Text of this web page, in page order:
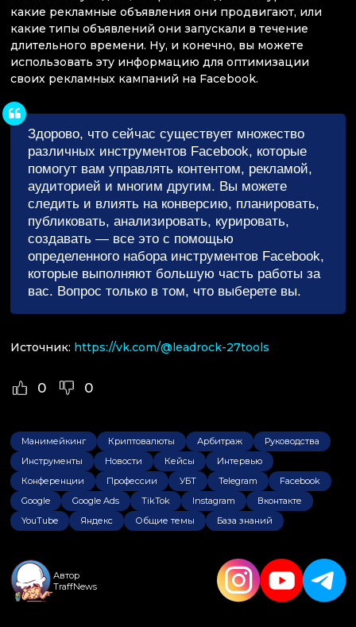
какие рекламные объявления они продвигают, или
какие типы объявлений они запускали в течение
длительного времени. Ну, и конечно, вы можете
использовать эту информацию для оптимизации
своих рекламных кампаний на Facebook.
Здорово, что сейчас существует множество
различных инструментов Facebook, которые
помогут вам управлять контентом, рекламой,
аудиторией и многим другим. Вы можете
следить и влиять на конверсию, планировать,
публиковать, анализировать, курировать,
создавать — все это с помощью
определенного набора инструментов Facebook,
которые выполняют большую часть работы за
вас. Вопрос только в том, что выберете вы.
Источник: https://vk.com/@leadrock-27tools
0 0
Манимейкинг Криптовалюты Арбитраж
Руководства
Инструменты
Новости Кейсы
Интервью
Конференции
Профессии УБТ Telegram
Facebook
Google
Google Ads TikTok Instagram
Вконтакте
YouTube
Яндекс Общие темы База знаний
Автор
TraffNews